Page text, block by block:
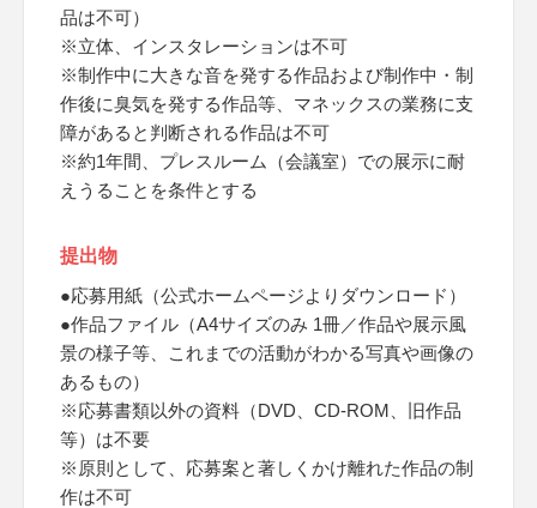
品は不可）
※立体、インスタレーションは不可
※制作中に大きな音を発する作品および制作中・制
作後に臭気を発する作品等、マネックスの業務に支
障があると判断される作品は不可
※約1年間、プレスルーム（会議室）での展示に耐
えうることを条件とする
提出物
●応募用紙（公式ホームページよりダウンロード）
●作品ファイル（A4サイズのみ 1冊／作品や展示風
景の様子等、これまでの活動がわかる写真や画像の
あるもの）
※応募書類以外の資料（DVD、CD-ROM、旧作品
等）は不要
※原則として、応募案と著しくかけ離れた作品の制
作は不可